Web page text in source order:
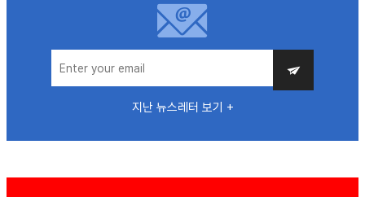
지난 뉴스레터 보기 +